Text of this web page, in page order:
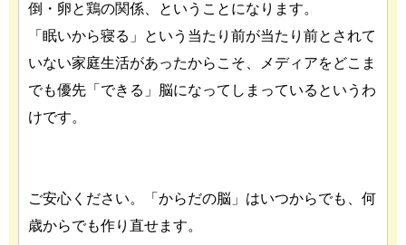
倒・卵と鶏の関係、ということになります。
「眠いから寝る」という当たり前が当たり前とされて
いない家庭生活があったからこそ、メディアをどこま
でも優先「できる」脳になってしまっているというわ
けです。
ご安心ください。「からだの脳」はいつからでも、何
歳からでも作り直せます。